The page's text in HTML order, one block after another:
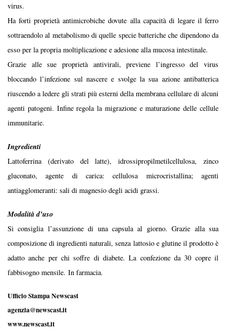
virus.
Ha forti proprietà antimicrobiche dovute alla capacità di legare il ferro
sottraendolo al metabolismo di quelle specie batteriche che dipendono da
esso per la propria moltiplicazione e adesione alla mucosa intestinale.
Grazie alle sue proprietà antivirali, previene l’ingresso del virus
bloccando l’infezione sul nascere e svolge la sua azione antibatterica
riuscendo a ledere gli strati più esterni della membrana cellulare di alcuni
agenti patogeni. Infine regola la migrazione e maturazione delle cellule
immunitarie.
Ingredienti
Lattoferrina (derivato del latte), idrossipropilmetilcellulosa, zinco
gluconato, agente di carica: cellulosa microcristallina; agenti
antiagglomeranti: sali di magnesio degli acidi grassi.
Modalità d’uso
Si consiglia l’assunzione di una capsula al giorno. Grazie alla sua
composizione di ingredienti naturali, senza lattosio e glutine il prodotto è
adatto anche per chi soffre di diabete. La confezione da 30 copre il
fabbisogno mensile. In farmacia.
Ufficio Stampa Newscast
agenzia@newscast.it
www.newscast.it